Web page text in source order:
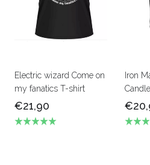
Electric wizard Come on
my fanatics T-shirt
€21,90
Iron